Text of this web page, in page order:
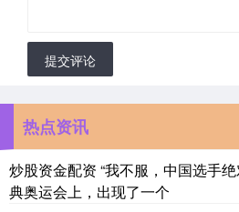
提交评论
热点资讯
炒股资金配资 “我不服，中国选手
典奥运会上，出现了一个